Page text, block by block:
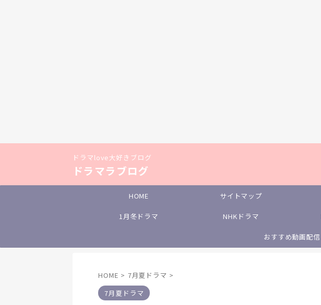
ドラマlove大好きブログ
ドラマラブログ
HOME サイトマップ
1月冬ドラマ NHKドラマ
おすすめ動画配信
HOME > 7月夏ドラマ >
7月夏ドラマ